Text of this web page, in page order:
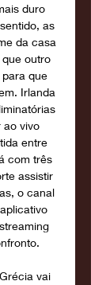
duro
as
da casa
outro
que
Irlanda
ao vivo
entre
com três
assistir
o canal
vai